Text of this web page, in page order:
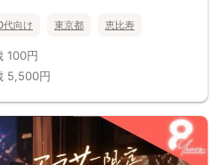
代向け 東京都 恵比寿
100円
5,500円